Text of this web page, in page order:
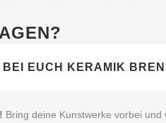
BEI EUCH KERAMIK
Bring deine Kunstwerke vorbei